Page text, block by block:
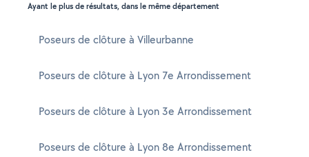
Ayant le plus de résultats, dans le même département
Poseurs de clôture à Villeurbanne
Poseurs de clôture à Lyon 7e Arrondissement
Poseurs de clôture à Lyon 3e Arrondissement
Poseurs de clôture à Lyon 8e Arrondissement